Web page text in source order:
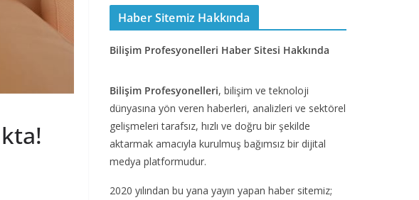
Haber Sitemiz Hakkında
Bilişim Profesyonelleri Haber Sitesi Hakkında
Bilişim Profesyonelleri, bilişim ve teknoloji
dünyasına yön veren haberleri, analizleri ve sektörel
gelişmeleri tarafsız, hızlı ve doğru bir şekilde
aktarmak amacıyla kurulmuş bağımsız bir dijital
medya platformudur.
2020 yılından bu yana yayın yapan haber sitemiz;